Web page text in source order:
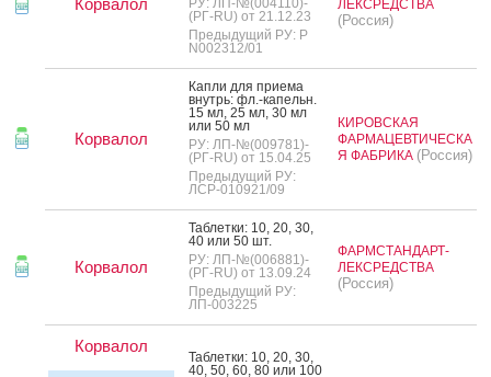
Корвалол
РУ: ЛП-№(004110)-
(РГ-RU) от 21.12.23
Предыдущий РУ: Р
N002312/01
ЛЕКСРЕДСТВА
(Россия)
Корвалол
Кап­ли для при­ема
внутрь: фл.-ка­пельн.
15 мл, 25 мл, 30 мл
или 50 мл
РУ: ЛП-№(009781)-
(РГ-RU) от 15.04.25
Предыдущий РУ:
ЛСР-010921/09
КИРОВСКАЯ
ФАРМАЦЕВТИЧЕСКА
Я ФАБРИКА (Россия)
Корвалол
Таб­летки: 10, 20, 30,
40 или 50 шт.
РУ: ЛП-№(006881)-
(РГ-RU) от 13.09.24
Предыдущий РУ:
ЛП-003225
ФАРМСТАНДАРТ-
ЛЕКСРЕДСТВА
(Россия)
Корвалол
Таб­летки: 10, 20, 30,
40, 50, 60, 80 или 100